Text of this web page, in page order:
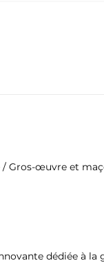
œuvre et
dédiée à